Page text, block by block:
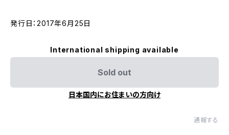
発行日：2017年6月25日
International shipping available
Sold out
日本国内にお住まいの方向け
通報する